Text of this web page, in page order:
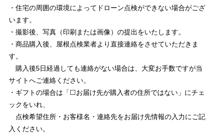
・住宅の周囲の環境によってドローン点検ができない場合がござ
います。
・撮影後、写真（印刷または画像）の提出をいたします。
・商品購入後、屋根点検業者より直接連絡をさせていただきま
す。
購入後5日経過しても連絡がない場合は、大変お手数ですが当
サイトへご連絡ください。
・ギフトの場合は「☐お届け先が購入者の住所ではない」にチェ
ックをいれ、
点検希望住所・お客様名・連絡先をお届け先情報の入力にご記
入ください。